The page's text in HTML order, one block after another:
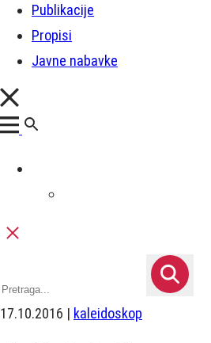
Publikacije
Propisi
Javne nabavke
17.10.2016 | kaleidoskop